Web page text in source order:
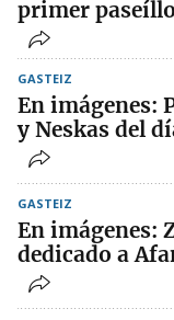
primer
GASTEIZ
En imágenes:
y Neskas del
GASTEIZ
En imágenes:
dedicado a